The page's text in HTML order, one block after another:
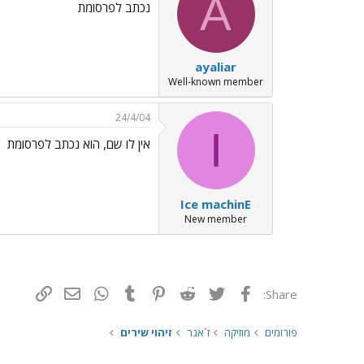
A
ayaliar
Well-known member
נכתב לפרסומת
I
Ice machinE
New member
24/4/04
אין לו שם, הוא נכתב לפרסומת
Share: פייסבוק Twitter
Reddit
Pinterest
Tumblr
WhatsAppדואר אלקטרוני
פורומים מוזיקה ז`אנר זיהוי שירים